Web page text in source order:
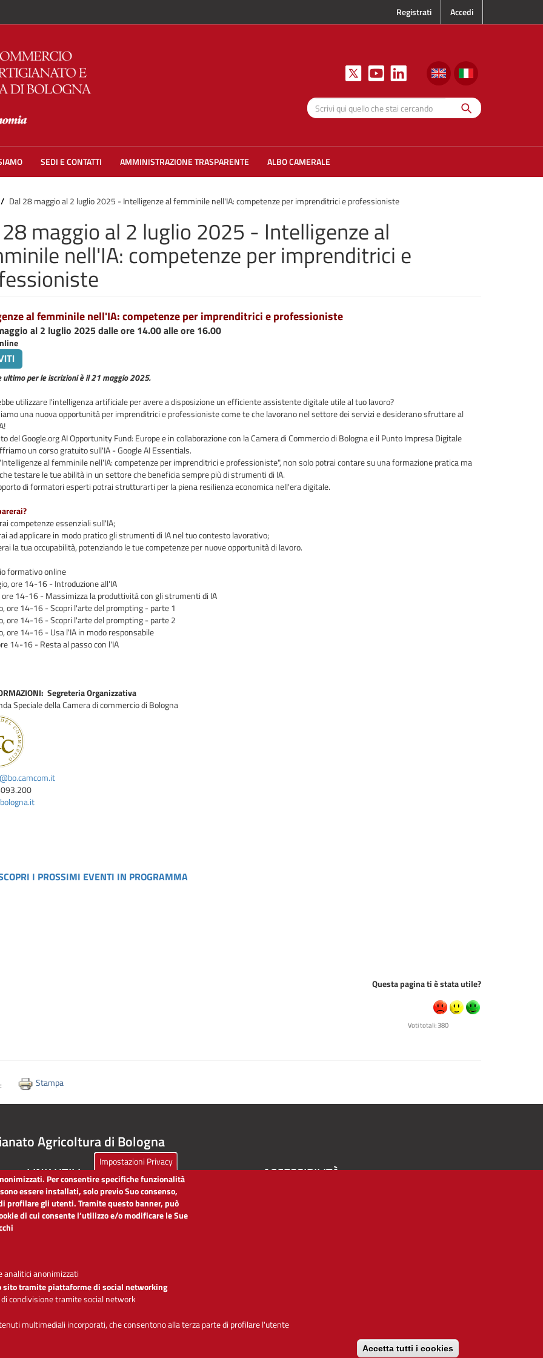
Registrati Accedi
stai
Cerca
SEDI E CONTATTI AMMINISTRAZIONE TRASPARENTE ALBO CAMERALE
Dal 28 maggio al 2 luglio 2025 - Intelligenze al femminile nell'IA: competenze per imprenditrici e professioniste
maggio al 2 luglio 2025 - Intelligenze al
nell'IA: competenze per imprenditrici e
al femminile nell'IA: competenze per imprenditrici e professioniste
al 2 luglio 2025 dalle ore 14.00 alle ore 16.00
ultimo per le iscrizioni è il 21 maggio 2025.
utilizzare l'intelligenza artificiale per avere a disposizione un efficiente assistente digitale utile al tuo lavoro?
una nuova opportunità per imprenditrici e professioniste come te che lavorano nel settore dei servizi e desiderano sfruttare al
del Google.org AI Opportunity Fund: Europe e in collaborazione con la Camera di Commercio di Bologna e il Punto Impresa Digitale
un corso gratuito sull'IA - Google AI Essentials.
al femminile nell'IA: competenze per imprenditrici e professioniste", non solo potrai contare su una formazione pratica ma
testare le tue abilità in un settore che beneficia sempre più di strumenti di IA.
di formatori esperti potrai strutturarti per la piena resilienza economica nell'era digitale.
competenze essenziali sull'IA;
ad applicare in modo pratico gli strumenti di IA nel tuo contesto lavorativo;
la tua occupabilità, potenziando le tue competenze per nuove opportunità di lavoro.
formativo online
ore 14-16 - Introduzione all'IA
ore 14-16 - Massimizza la produttività con gli strumenti di IA
ore 14-16 - Scopri l'arte del prompting - parte 1
ore 14-16 - Scopri l'arte del prompting - parte 2
ore 14-16 - Usa l'IA in modo responsabile
14-16 - Resta al passo con l'IA
Segreteria Organizzativa
Speciale della Camera di commercio di Bologna
I PROSSIMI EVENTI IN PROGRAMMA
Questa pagina ti è stata utile?
Voti totali: 380
Stampa
Agricoltura di Bologna
LINK UTILI
Dichiarazione di accessibilità
Obiettivi di accessibilità
ACCESSIBILITÀ
Impostazioni Privacy
Per consentire specifiche funzionalità
essere installati, solo previo Suo consenso,
profilare gli utenti. Tramite questo banner, può
di cui consente l’utilizzo e/o modificare le Sue
analitici anonimizzati
sito tramite piattaforme di social networking
condivisione tramite social network
multimediali incorporati, che consentono alla terza parte di profilare l'utente
Accetta tutti i cookies